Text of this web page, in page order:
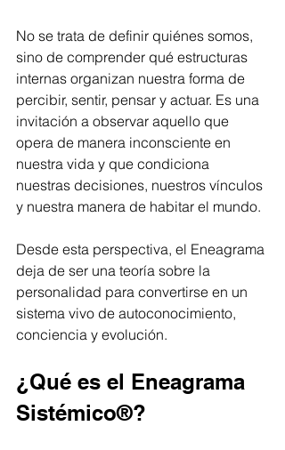
No se trata de definir quiénes somos,
sino de comprender qué estructuras
internas organizan nuestra forma de
percibir, sentir, pensar y actuar. Es una
invitación a observar aquello que
opera de manera inconsciente en
nuestra vida y que condiciona
nuestras decisiones, nuestros vínculos
y nuestra manera de habitar el mundo.
Desde esta perspectiva, el Eneagrama
deja de ser una teoría sobre la
personalidad para convertirse en un
sistema vivo de autoconocimiento,
conciencia y evolución.
¿Qué es el Eneagrama
Sistémico®?